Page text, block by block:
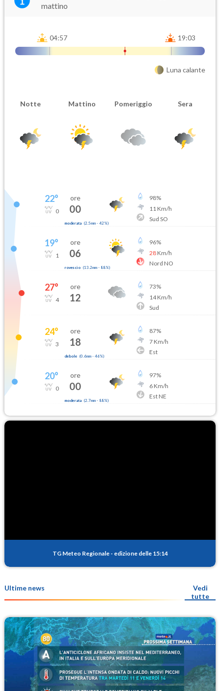
mattino
04:57 19:03
Luna calante
Notte Mattino Pomeriggio Sera
22°
0
ore
00
moderata (2.5mm- 42 %)
98%
11 Km/h
Sud SO
19°
1
ore
06
rovescio (13.2mm- 88%)
96%
28Km/h
Nord NO
27°
4
ore
12
73%
14Km/h
Sud
24°
3
ore
18
debole (0.6mm- 46%)
87%
7Km/h
Est
20°
0
ore
00
moderata (2.7mm- 88%)
97%
6Km/h
Est NE
TG Meteo Regionale - edizione delle 15:14
Ultime news
Vedi
tutte